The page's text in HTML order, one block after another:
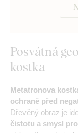
Posvátná
kostka
Metatronova
ochraně před
Dřevěný obraz je
čistotu a smysl